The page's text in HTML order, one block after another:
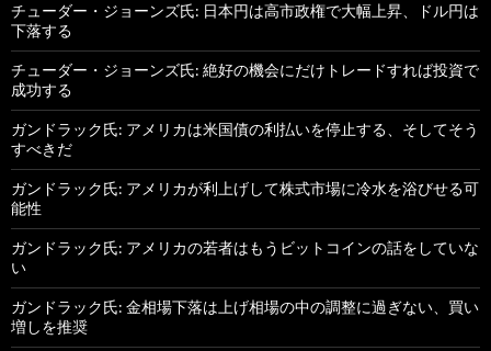
チューダー・ジョーンズ氏: 日本円は高市政権で大幅上昇、ドル円は
下落する
チューダー・ジョーンズ氏: 絶好の機会にだけトレードすれば投資で
成功する
ガンドラック氏: アメリカは米国債の利払いを停止する、そしてそう
すべきだ
ガンドラック氏: アメリカが利上げして株式市場に冷水を浴びせる可
能性
ガンドラック氏: アメリカの若者はもうビットコインの話をしていな
い
ガンドラック氏: 金相場下落は上げ相場の中の調整に過ぎない、買い
増しを推奨